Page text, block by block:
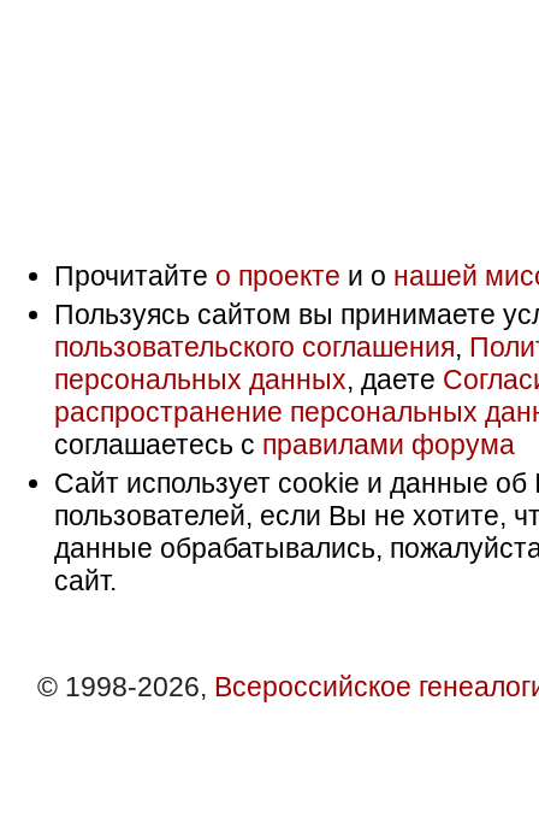
Прочитайте о проекте и о нашей
Пользуясь сайтом вы принимаете
пользовательского соглашения,
персональных данных, даете
распространение персональных
соглашаетесь с правилами форума
Сайт использует cookie и данные об
пользователей, если Вы не хотите,
данные обрабатывались,
сайт.
© 1998-2026, Всероссийское